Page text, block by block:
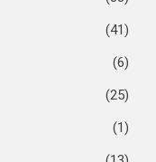
(41)
(6)
(25)
(1)